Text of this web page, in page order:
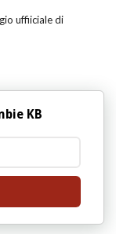
uffiiciale di
KB